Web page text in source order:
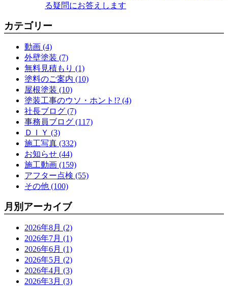
る疑問にお答えします
カテゴリー
動画 (4)
外壁塗装 (7)
無料見積もり (1)
塗料のご案内 (10)
屋根塗装 (10)
塗装工事のウソ・ホント!? (4)
社長ブログ (7)
事務員ブログ (117)
ＤＩＹ (3)
施工写真 (332)
お知らせ (44)
施工動画 (159)
アフター点検 (55)
その他 (100)
月別アーカイブ
2026年8月 (2)
2026年7月 (1)
2026年6月 (1)
2026年5月 (2)
2026年4月 (3)
2026年3月 (3)